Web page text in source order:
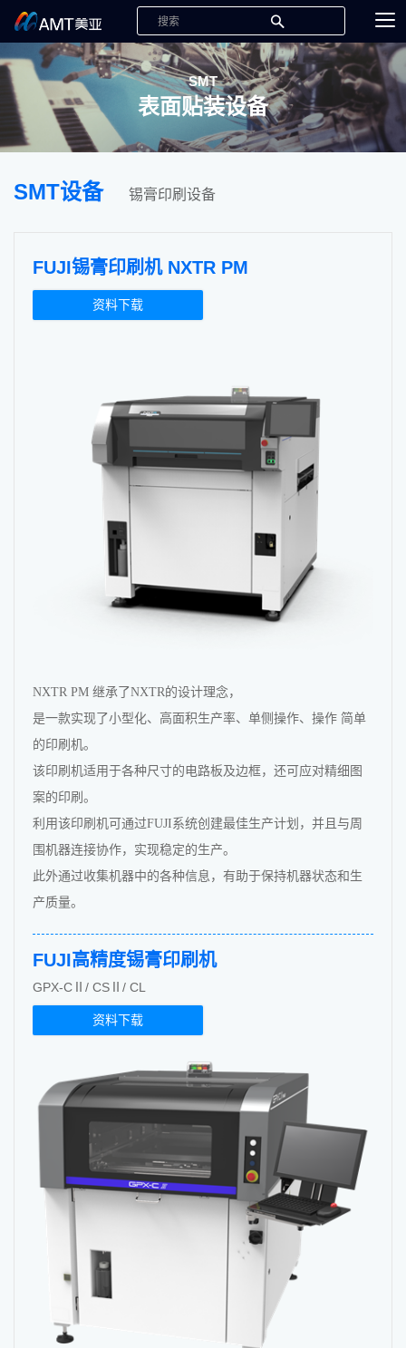
SMT
表面贴装设备
SMT设备 锡膏印刷设备
资料下载
FUJI锡膏印刷机 NXTR PM
NXTR PM 继承了NXTR的设计理念，
是一款实现了小型化、高面积生产率、单侧操作、操作 简单
的印刷机。
该印刷机适用于各种尺寸的电路板及边框，还可应对精细图
案的印刷。
利用该印刷机可通过FUJI系统创建最佳生产计划，并且与周
围机器连接协作，实现稳定的生产。
此外通过收集机器中的各种信息，有助于保持机器状态和生
产质量。
资料下载
FUJI高精度锡膏印刷机
GPX-CⅡ/ CSⅡ/ CL